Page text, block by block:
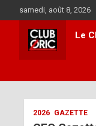
to
content
samedi, août 8, 2026
Le
2026 GAZETTE